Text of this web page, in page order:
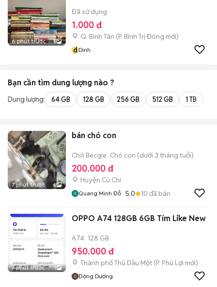
6 phút trước 5
Đã sử dụng
1.000 đ
Q. Bình Tân (P. Bình Trị Đông mới)
dDinh
Bạn cần tìm dung lượng nào ?
Dung lượng: 64 GB 128 GB 256 GB 512 GB 1 TB
7 phút trước 6
bán chó con
Chó Becgie Chó con (dưới 3 tháng tuổi)
200.000 đ
Huyện Củ Chi
Quang Minh Đỗ 5.0 10 đã bán
7 phút trước 1
OPPO A74 128GB 6GB Tím Like New
A74 128 GB
950.000 đ
Thành phố Thủ Dầu Một (P. Phú Lợi mới)
Đông Dương